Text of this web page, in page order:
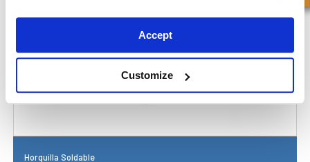
Accept
Customize
Horquilla Soldable